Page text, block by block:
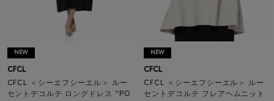
NEW
CFCL
CFCL ＜シーエフシーエル＞ ルー
セントデコルテ ロングドレス “PO
NEW
CFCL
CFCL ＜シーエフシーエル＞ ルー
セントデコルテ フレアヘムニット